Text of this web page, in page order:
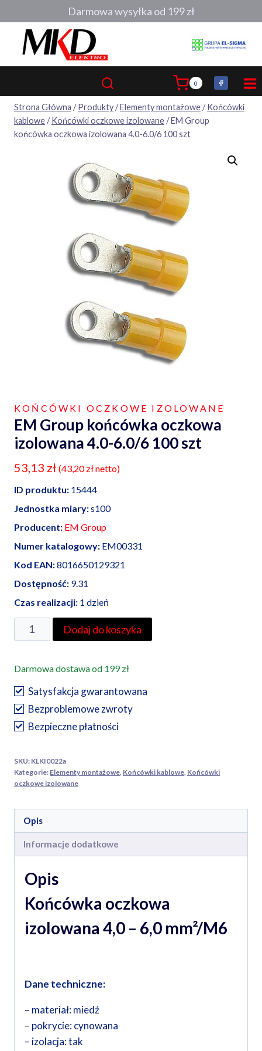
do
0
Strona Główna / Produkty/Elementy montażowe/ Końcówki
kablowe/ Końcówki oczkowe izolowane/EM Group
końcówka oczkowa izolowana 4.0-6.0/6 100 szt
KOŃCÓWKI OCZKOWE IZOLOWANE
EM Group końcówka oczkowa
izolowana 4.0-6.0/6 100 szt
53,13 zł (43,20złnetto)
ID produktu: 15444
Jednostka miary:s100
Producent: EM Group
Numer katalogowy: EM00331
Kod EAN:8016650129321
Dostępność: 9.31
Czas realizacji: 1 dzień
ilość
EM
końcówka
oczkowa
izolowana
4.0-
6.0/6
szt
Dodaj do koszyka
Darmowa dostawa od 199 zł
Satysfakcja gwarantowana
Bezproblemowe zwroty
Bezpieczne płatności
SKU: KLKI0022a
Kategorie: Elementy montażowe Końcówki kablowe Końcówki
oczkowe izolowane
Opis
Informacje dodatkowe
Opis
Końcówka oczkowa
izolowana 4,0 – 6,0 mm²/M6
Dane techniczne:
– materiał: miedź
– pokrycie: cynowana
– izolacja: tak
Darmowa wysyłka od 199 zł